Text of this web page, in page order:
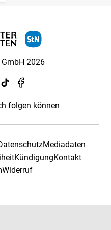
2026
folgen können
Mediadaten
KündigungKontakt
Widerruf